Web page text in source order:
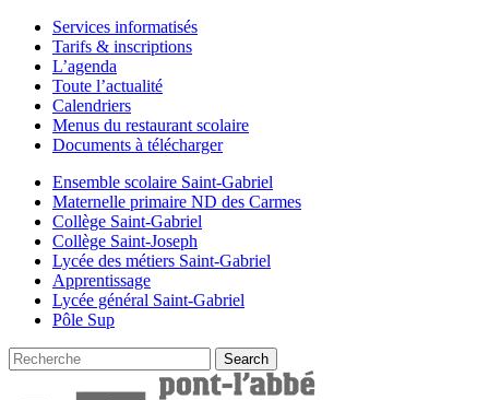
Services informatisés
Tarifs & inscriptions
L’agenda
Toute l’actualité
Calendriers
Menus du restaurant scolaire
Documents à télécharger
Ensemble scolaire Saint-Gabriel
Maternelle primaire ND des Carmes
Collège Saint-Gabriel
Collège Saint-Joseph
Lycée des métiers Saint-Gabriel
Apprentissage
Lycée général Saint-Gabriel
Pôle Sup